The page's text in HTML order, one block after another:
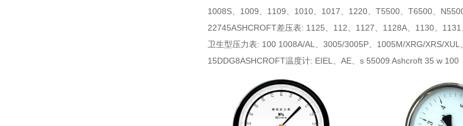
1008S、1009、1109、1010、1017、1220、T5500、T6500、
22745ASHCROFT差压表: 1125、112、1127、1128A、1130、
卫生型压力表: 100 1008A/AL、3005/3005P、1005M/XRG/XRS/
15DDG8ASHCROFT温度计: EIEL、AE、s 55009 Ashcroft 35 w 100